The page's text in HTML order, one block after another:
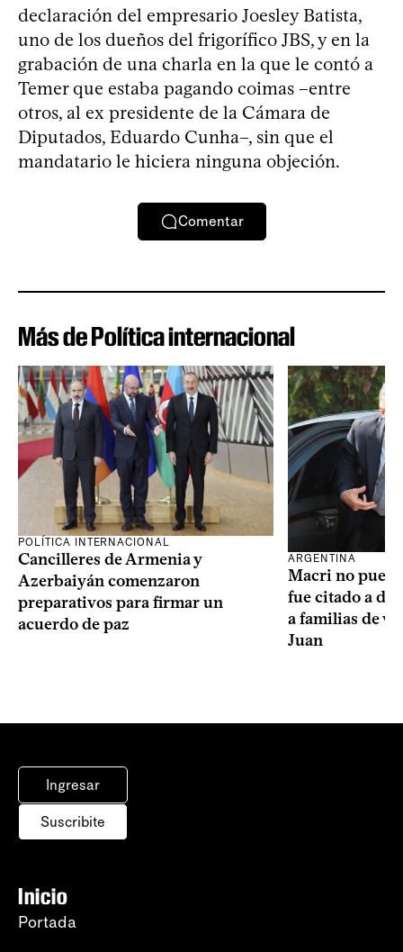
declaración del empresario Joesley Batista,
uno de los dueños del frigorífico JBS, y en la
grabación de una charla en la que le contó a
Temer que estaba pagando coimas –entre
otros, al ex presidente de la Cámara de
Diputados, Eduardo Cunha–, sin que el
mandatario le hiciera ninguna objeción.
Comentar
Más de Política internacional
POLÍTICA INTERNACIONAL
Cancilleres de Armenia y
Azerbaiyán comenzaron
preparativos para firmar un
acuerdo de paz
ARGENTINA
Macri no
fue citado a
a familias de
Juan
Ingresar
Suscribite
Inicio
Portada